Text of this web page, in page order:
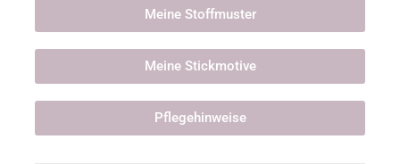
Meine Stoffmuster
Meine Stickmotive
Pflegehinweise